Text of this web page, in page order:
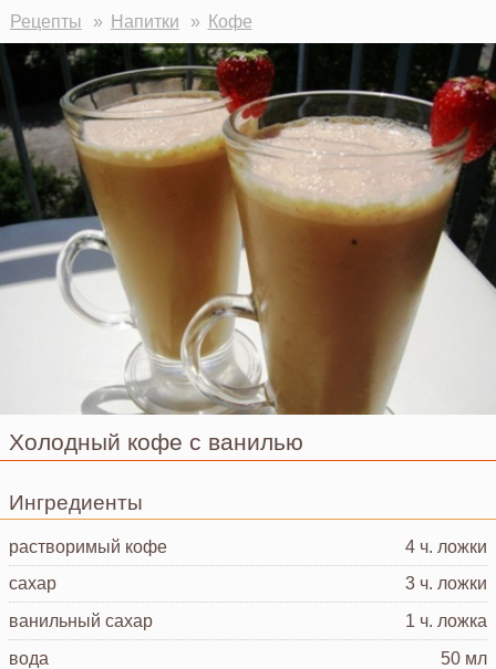
Рецепты Напитки Кофе
Холодный кофе с ванилью
Ингредиенты
растворимый кофе
4 ч. ложки
сахар
3 ч. ложки
ванильный сахар
1 ч. ложка
вода
50 мл